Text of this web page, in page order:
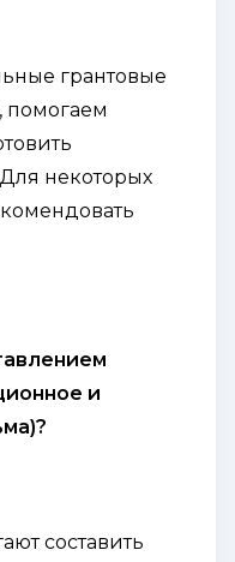
грантовые
некоторых
и
составить